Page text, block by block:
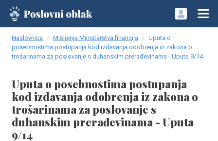
Naslovnica Mišljenja Ministarstva financija
Uputa o
posebnostima postupanja kod izdavanja odobrenja iz zakona o
trošarinama za poslovanje s duhanskim prerađevinama - Uputa 9/14
Uputa o posebnostima postupanja
kod izdavanja odobrenja iz zakona o
trošarinama za poslovanje s
duhanskim prerađevinama - Uputa
9/14